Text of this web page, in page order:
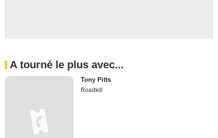
A tourné le plus avec...
Tony Pitts
Roadkill